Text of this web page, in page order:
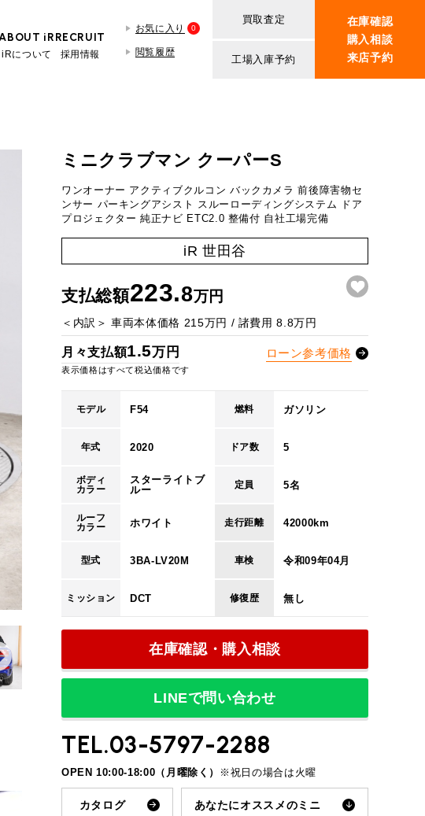
iR
iRについて
リクルート
RECRUIT
採用情報
お気に入り 0
閲覧履歴
買取査定
工場入庫予約
iR MAKERS
ROVER MINIサービス工場
在庫確認
購入相談
来店予約
シー
残価ローンの場合
万円
278.2 万円
30 万円
56 万円
数/年
19,462
14,500
額 50,000
ミニクラブマン クーパーS
ワンオーナー アクティブクルコン バックカメラ 前後障害物セ
ンサー パーキングアシスト スルーローディングシステム ドア
プロジェクター 純正ナビ ETC2.0 整備付 自社工場完備
iR 世田谷
支払総額223.8万円
＜内訳＞ 車両本体価格 215万円 / 諸費用8.8万円
月々支払額1.5万円 ローン参考価格
表示価格はすべて税込価格です
モデル F54
年式 2020
ボディ
カラー
スターライトブ
ルー
ルーフ
カラー
ホワイト
型式 3BA-LV20M
ミッション DCT
燃料 ガソリン
ドア数 5
定員 5名
走行距離 42000km
車検 令和09年04月
修復歴 無し
在庫確認・購入相談
LINEで問い合わせ
TEL.03-5797-2288
OPEN 10:00-18:00（月曜除く） ※祝日の場合は火曜
カタログ あなたにオススメのミニ